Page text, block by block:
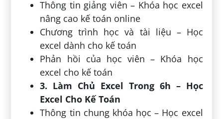
Thông tin giảng viên – Khóa học excel
nâng cao kế toán online
Chương trình học và tài liệu – Học
excel dành cho kế toán
Phản hồi của học viên – Khóa học
excel cho kế toán
3. Làm Chủ Excel Trong 6h – Học
Excel Cho Kế Toán
Thông tin chung khóa học – Học excel